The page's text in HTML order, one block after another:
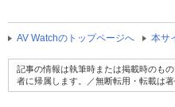
AV Watchのトップページへ 本サ
記事の情報は執筆時または掲載時のも
者に帰属します。／無断転用・転載は